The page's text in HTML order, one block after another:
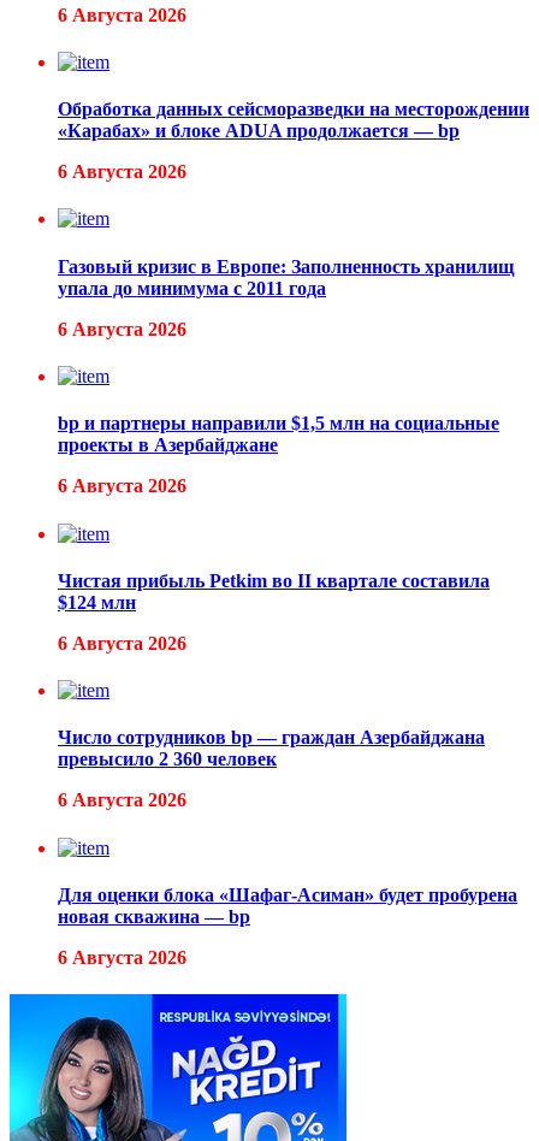
6 Августа 2026
Обработка данных сейсморазведки на месторождении
«Карабах» и блоке ADUA продолжается — bp
6 Августа 2026
Газовый кризис в Европе: Заполненность хранилищ
упала до минимума с 2011 года
6 Августа 2026
bp и партнеры направили $1,5 млн на социальные
проекты в Азербайджане
6 Августа 2026
Чистая прибыль Petkim во II квартале составила
$124 млн
6 Августа 2026
Число сотрудников bp — граждан Азербайджана
превысило 2 360 человек
6 Августа 2026
Для оценки блока «Шафаг-Асиман» будет пробурена
новая скважина — bp
6 Августа 2026